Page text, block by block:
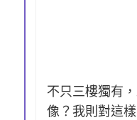
不只三樓獨有
像？我則對這